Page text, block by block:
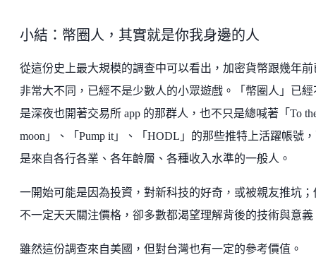
小結：幣圈人，其實就是你我身邊的人
從這份史上最大規模的調查中可以看出，加密貨幣跟幾年前
非常大不同，已經不是少數人的小眾遊戲。「幣圈人」已經
是深夜也開著交易所 app 的那群人，也不只是總喊著「To
moon」、「Pump it」、「HODL」的那些推特上活躍帳號
是來自各行各業、各年齡層、各種收入水準的一般人。
一開始可能是因為投資，對新科技的好奇，或被親友推坑；
不一定天天關注價格，卻多數都渴望理解背後的技術與意義
雖然這份調查來自美國，但對台灣也有一定的參考價值。